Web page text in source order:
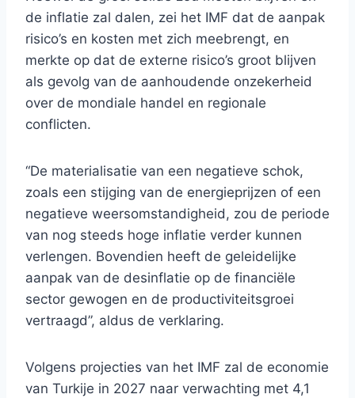
de inflatie zal dalen, zei het IMF dat de aanpak
risico’s en kosten met zich meebrengt, en
merkte op dat de externe risico’s groot blijven
als gevolg van de aanhoudende onzekerheid
over de mondiale handel en regionale
conflicten.
“De materialisatie van een negatieve schok,
zoals een stijging van de energieprijzen of een
negatieve weersomstandigheid, zou de periode
van nog steeds hoge inflatie verder kunnen
verlengen. Bovendien heeft de geleidelijke
aanpak van de desinflatie op de financiële
sector gewogen en de productiviteitsgroei
vertraagd”, aldus de verklaring.
Volgens projecties van het IMF zal de economie
van Turkije in 2027 naar verwachting met 4,1